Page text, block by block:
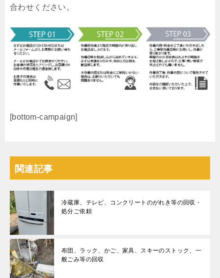
合わせください。
[bottom-campaign]
関連記事
冷蔵庫、テレビ、コンクリートのがれき等の回収・
処分ご依頼
布団、ラック、かご、家具、スキーのストック、一
般ごみ等の回収